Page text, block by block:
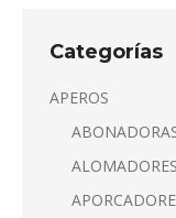
Categorías
APEROS
ALOMADORES